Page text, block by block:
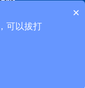
×
可以拔打